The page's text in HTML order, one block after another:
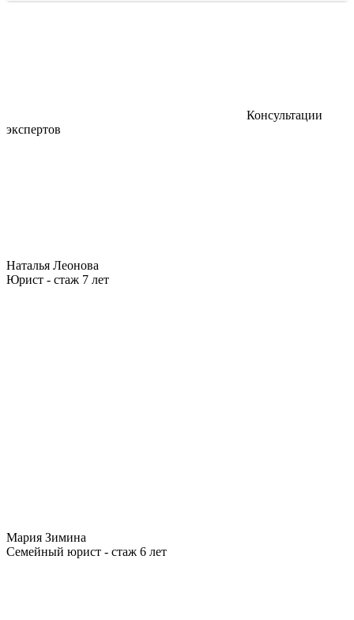
Консультации
экспертов
Наталья Леонова
Юрист - стаж 7 лет
Мария Зимина
Семейный юрист - стаж 6 лет